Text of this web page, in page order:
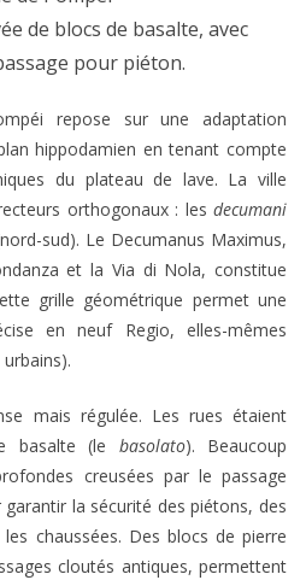
de blocs de basalte, avec
pour piéton.
repose sur une adaptation
hippodamien en tenant compte
du plateau de lave. La ville
orthogonaux : les decumani
sud). Le Decumanus Maximus,
et la Via di Nola, constitue
grille géométrique permet une
en neuf Regio, elles-mêmes
mais régulée. Les rues étaient
basalte (le basolato). Beaucoup
creusées par le passage
la sécurité des piétons, des
chaussées. Des blocs de pierre
cloutés antiques, permettent